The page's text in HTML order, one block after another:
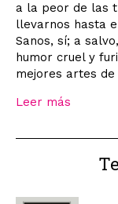
a la peor de las
llevarnos hasta
Sanos, sí; a
humor cruel y
mejores artes
Leer más